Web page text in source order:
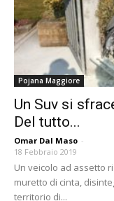
Pojana Maggiore
Un Suv si
Del tutto...
Omar Dal Maso -
18 Febbraio 2019
Un veicolo ad assetto
muretto di cinta,
territorio di...